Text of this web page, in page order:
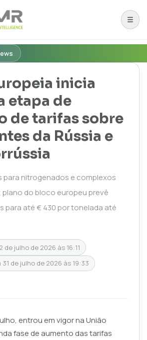
inicia
etapa de
de tarifas sobre
da Rússia e
para nitrogenados e complexos
do bloco europeu prevê
para até € 430 por tonelada até
2 de julho de 2026 às 16:11
31 de julho de 2026 às 19:33
entrou em vigor na União
fase de aumento das tarifas